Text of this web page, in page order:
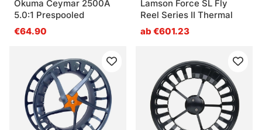
Okuma Ceymar 2500A
5.0:1 Prespooled
€64.90
Lamson Force SL Fly
Reel Series II Thermal
ab €601.23